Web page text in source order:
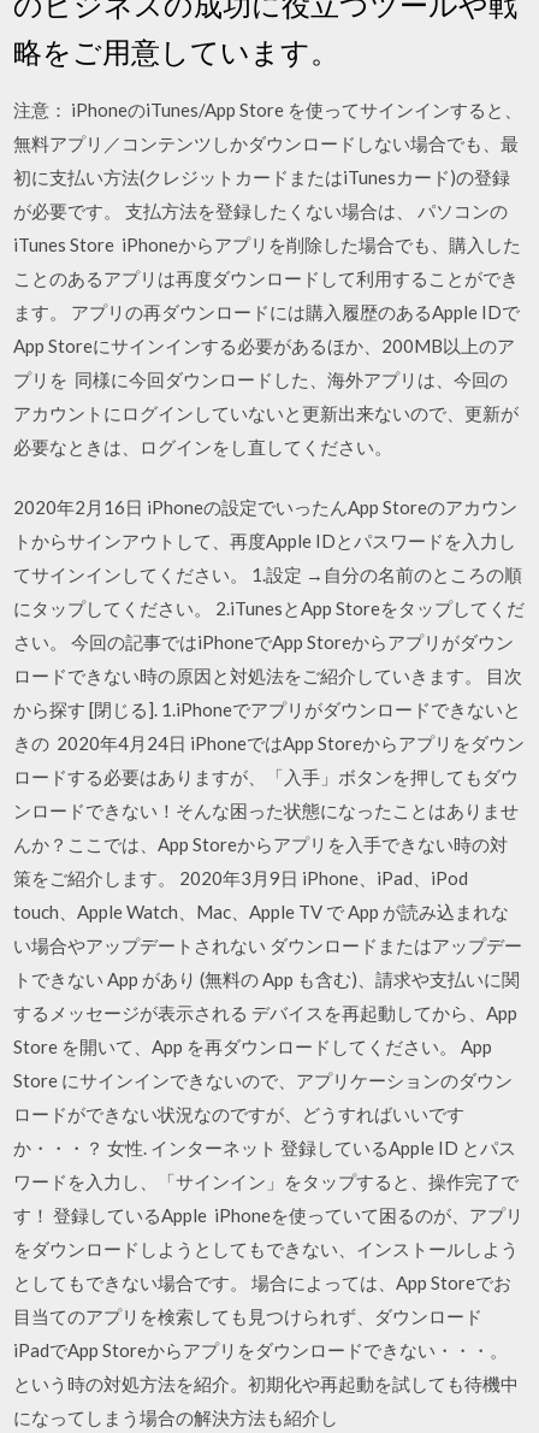
略をご用意しています。
注意： iPhoneのiTunes/App Store を使ってサインインすると、
無料アプリ／コンテンツしかダウンロードしない場合でも、最
初に支払い方法(クレジットカードまたはiTunesカード)の登録
が必要です。 支払方法を登録したくない場合は、 パソコンの
iTunes Store iPhoneからアプリを削除した場合でも、購入した
ことのあるアプリは再度ダウンロードして利用することができ
ます。 アプリの再ダウンロードには購入履歴のあるApple IDで
App Storeにサインインする必要があるほか、200MB以上のア
プリを 同様に今回ダウンロードした、海外アプリは、今回の
アカウントにログインしていないと更新出来ないので、更新が
必要なときは、ログインをし直してください。
2020年2月16日 iPhoneの設定でいったんApp Storeのアカウン
トからサインアウトして、再度Apple IDとパスワードを入力し
てサインインしてください。 1.設定 →自分の名前のところの順
にタップしてください。 2.iTunesとApp Storeをタップしてくだ
さい。 今回の記事ではiPhoneでApp Storeからアプリがダウン
ロードできない時の原因と対処法をご紹介していきます。 目次
から探す [閉じる]. 1.iPhoneでアプリがダウンロードできないと
きの 2020年4月24日 iPhoneではApp Storeからアプリをダウン
ロードする必要はありますが、「入手」ボタンを押してもダウ
ンロードできない！そんな困った状態になったことはありませ
んか？ここでは、App Storeからアプリを入手できない時の対
策をご紹介します。 2020年3月9日 iPhone、iPad、iPod
touch、Apple Watch、Mac、Apple TV で App が読み込まれな
い場合やアップデートされない ダウンロードまたはアップデー
トできない App があり (無料の App も含む)、請求や支払いに関
するメッセージが表示される デバイスを再起動してから、App
Store を開いて、App を再ダウンロードしてください。 App
Store にサインインできないので、アプリケーションのダウン
ロードができない状況なのですが、どうすればいいです
か・・・？ 女性. インターネット 登録しているApple ID とパス
ワードを入力し、「サインイン」をタップすると、操作完了で
す！ 登録しているApple iPhoneを使っていて困るのが、アプリ
をダウンロードしようとしてもできない、インストールしよう
としてもできない場合です。 場合によっては、App Storeでお
目当てのアプリを検索しても見つけられず、ダウンロード
iPadでApp Storeからアプリをダウンロードできない・・・。
という時の対処方法を紹介。初期化や再起動を試しても待機中
になってしまう場合の解決方法も紹介し